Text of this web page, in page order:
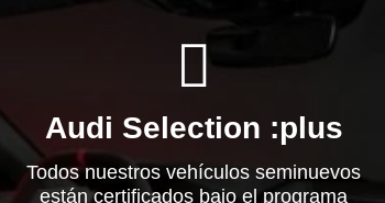
Audi Selection :plus
Todos nuestros vehículos seminuevos
están certificados bajo el programa